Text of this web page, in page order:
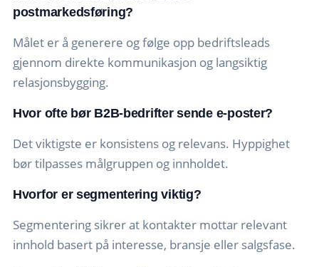
postmarkedsføring?
Målet er å generere og følge opp bedriftsleads
gjennom direkte kommunikasjon og langsiktig
relasjonsbygging.
Hvor ofte bør B2B-bedrifter sende e-poster?
Det viktigste er konsistens og relevans. Hyppighet
bør tilpasses målgruppen og innholdet.
Hvorfor er segmentering viktig?
Segmentering sikrer at kontakter mottar relevant
innhold basert på interesse, bransje eller salgsfase.